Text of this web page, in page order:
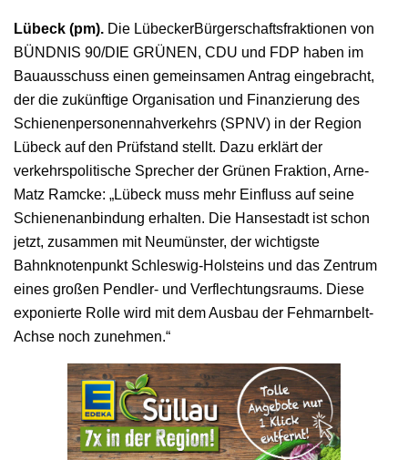
Lübeck (pm). Die LübeckerBürgerschaftsfraktionen von
BÜNDNIS 90/DIE GRÜNEN, CDU und FDP haben im
Bauausschuss einen gemeinsamen Antrag eingebracht,
der die zukünftige Organisation und Finanzierung des
Schienenpersonennahverkehrs (SPNV) in der Region
Lübeck auf den Prüfstand stellt. Dazu erklärt der
verkehrspolitische Sprecher der Grünen Fraktion, Arne-
Matz Ramcke: „Lübeck muss mehr Einfluss auf seine
Schienenanbindung erhalten. Die Hansestadt ist schon
jetzt, zusammen mit Neumünster, der wichtigste
Bahnknotenpunkt Schleswig-Holsteins und das Zentrum
eines großen Pendler- und Verflechtungsraums. Diese
exponierte Rolle wird mit dem Ausbau der Fehmarnbelt-
Achse noch zunehmen.“